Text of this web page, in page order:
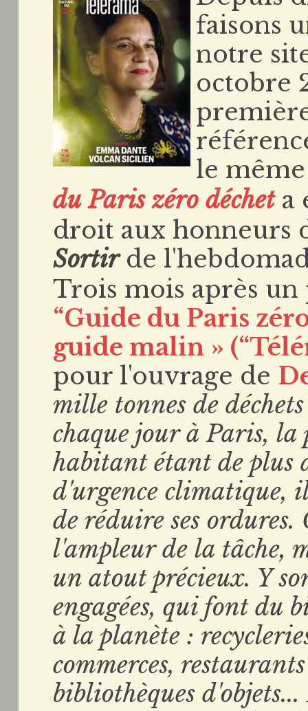
faisons
notre
octobre
le
du Paris zéro décheta
droit aux honneurs
Sortirde
Trois mois après
“Guide du Paris
guide malin »
pour l'ouvrage de
mille tonnes de
chaque jour à Paris,
habitant étant de plus
d'urgence climatique,
de réduire ses
l'ampleur de la tâche,
un atout précieux. Y
engagées, qui font du
à la planète :
commerces,
bibliothèques